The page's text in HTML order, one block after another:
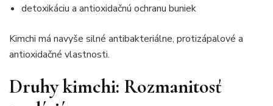
detoxikáciu a antioxidačnú ochranu buniek
Kimchi má navyše silné antibakteriálne, protizápalové a
antioxidačné vlastnosti.
Druhy kimchi: Rozmanitosť